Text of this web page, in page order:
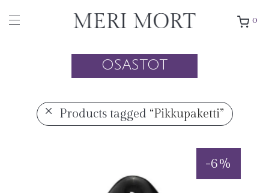
0
OSASTOT
Products tagged “Pikkupaketti”
-6%